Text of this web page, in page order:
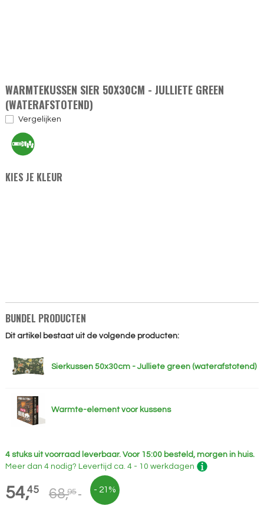
WARMTEKUSSEN SIER 50X30CM - JULLIETE GREEN
(WATERAFSTOTEND)
Vergelijken
KIES JE KLEUR
BUNDEL PRODUCTEN
Dit artikel bestaat uit de volgende producten:
Sierkussen 50x30cm - Julliete green (waterafstotend)
Warmte-element voor kussens
4 stuks uit voorraad leverbaar. Voor 15:00 besteld, morgen in huis.
Meer dan 4 nodig? Levertijd ca. 4 - 10 werkdagen
54,45 68,95 - 21%